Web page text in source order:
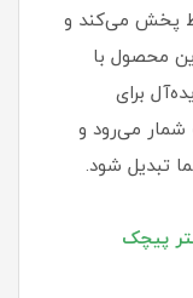
پخش می‌کند و
محصول با
برای
می‌رود و
تبدیل شود.
پیچک